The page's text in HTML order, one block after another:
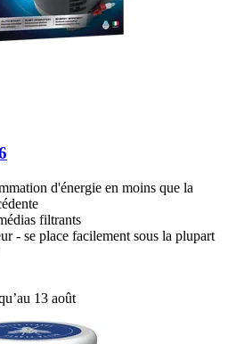
d'énergie en moins que la
filtrants
- se place facilement sous la plupart
13 août